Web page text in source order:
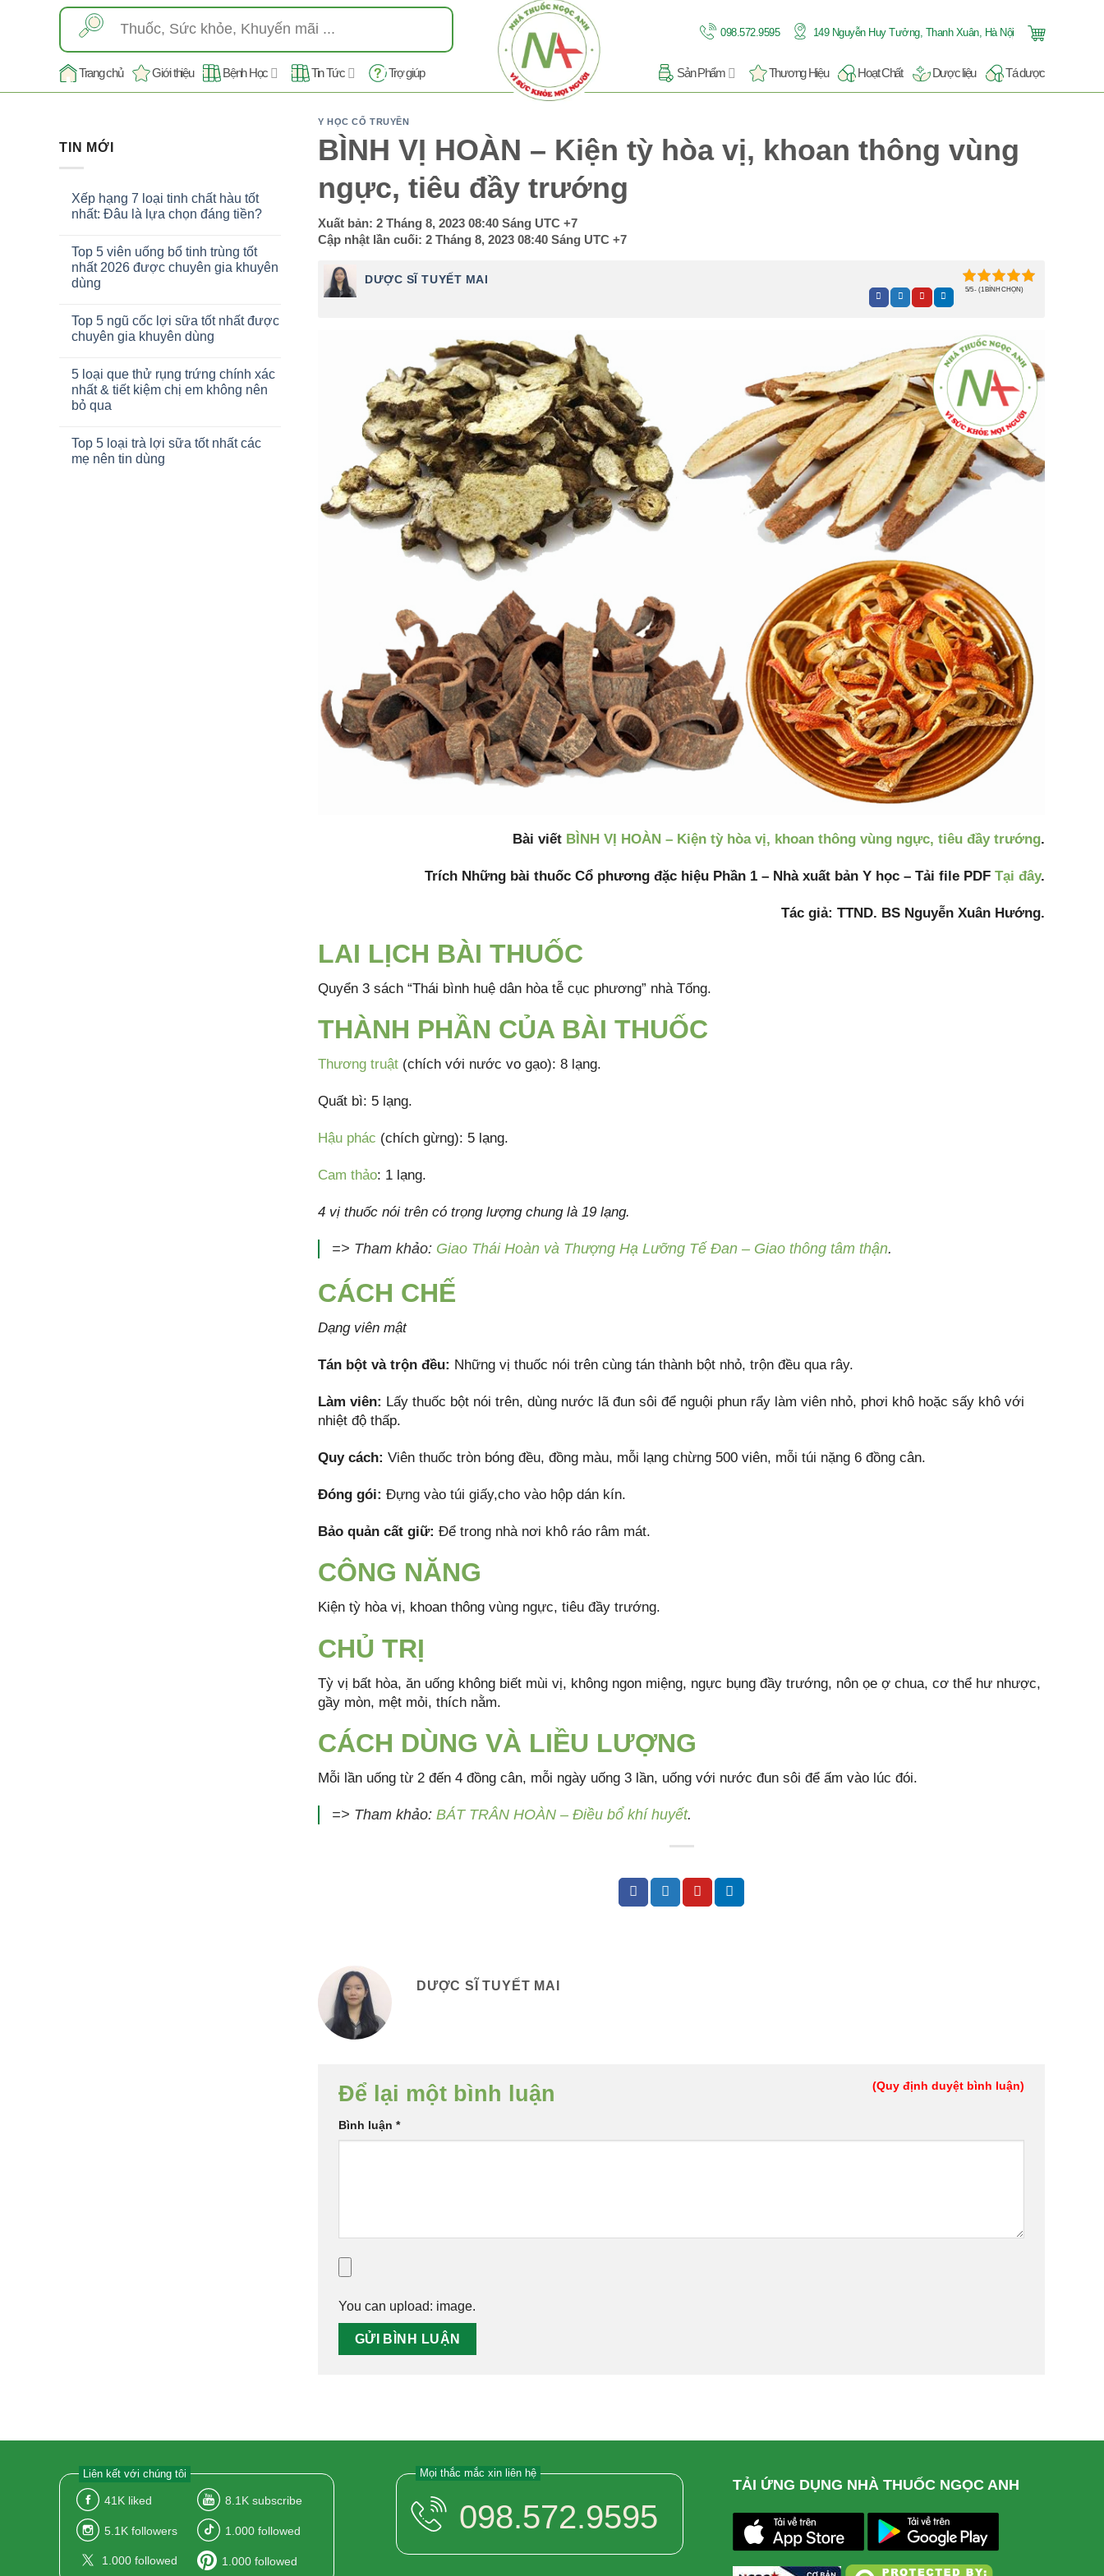
kiếm:
098.572.9595 149 Nguyễn Huy Tưởng, Thanh Xuân, Hà Nội
Trang chủ Giới thiệu Bệnh Học Tin Tức Trợ giúp Sản Phẩm Thương Hiệu Hoạt Chất Dược liệu Tá dược
TIN MỚI
Xếp hạng 7 loại tinh chất hàu tốt
nhất: Đâu là lựa chọn đáng tiền?
Top 5 viên uống bổ tinh trùng tốt
nhất 2026 được chuyên gia khuyên
dùng
Top 5 ngũ cốc lợi sữa tốt nhất được
chuyên gia khuyên dùng
5 loại que thử rụng trứng chính xác
nhất & tiết kiệm chị em không nên
bỏ qua
Top 5 loại trà lợi sữa tốt nhất các
mẹ nên tin dùng
Y HỌC CỔ TRUYỀN
BÌNH VỊ HOÀN – Kiện tỳ hòa vị, khoan thông vùng
ngực, tiêu đầy trướng
Xuất bản: 2 Tháng 8, 2023 08:40 Sáng UTC +7
Cập nhật lần cuối: 2 Tháng 8, 2023 08:40 Sáng UTC +7
DƯỢC SĨ TUYẾT MAI
5/5 - (1 BÌNH CHỌN)
Bài viết BÌNH VỊ HOÀN – Kiện tỳ hòa vị, khoan thông vùng ngực, tiêu đầy trướng.
Trích Những bài thuốc Cổ phương đặc hiệu Phần 1 – Nhà xuất bản Y học – Tải file PDF Tại đây.
Tác giả: TTND. BS Nguyễn Xuân Hướng.
LAI LỊCH BÀI THUỐC
Quyển 3 sách “Thái bình huệ dân hòa tễ cục phương” nhà Tống.
THÀNH PHẦN CỦA BÀI THUỐC
Thương truật (chích với nước vo gạo): 8 lạng.
Quất bì: 5 lạng.
Hậu phác (chích gừng): 5 lạng.
Cam thảo: 1 lạng.
4 vị thuốc nói trên có trọng lượng chung là 19 lạng.
=> Tham khảo: Giao Thái Hoàn và Thượng Hạ Lưỡng Tế Đan – Giao thông tâm thận.
CÁCH CHẾ
Dạng viên mật
Tán bột và trộn đều: Những vị thuốc nói trên cùng tán thành bột nhỏ, trộn đều qua rây.
Làm viên: Lấy thuốc bột nói trên, dùng nước lã đun sôi để nguội phun rẩy làm viên nhỏ, phơi khô hoặc sấy khô với
nhiệt độ thấp.
Quy cách: Viên thuốc tròn bóng đều, đồng màu, mỗi lạng chừng 500 viên, mỗi túi nặng 6 đồng cân.
Đóng gói: Đựng vào túi giấy,cho vào hộp dán kín.
Bảo quản cất giữ: Để trong nhà nơi khô ráo râm mát.
CÔNG NĂNG
Kiện tỳ hòa vị, khoan thông vùng ngực, tiêu đầy trướng.
CHỦ TRỊ
Tỳ vị bất hòa, ăn uống không biết mùi vị, không ngon miệng, ngực bụng đầy trướng, nôn ọe ợ chua, cơ thể hư nhược,
gầy mòn, mệt mỏi, thích nằm.
CÁCH DÙNG VÀ LIỀU LƯỢNG
Mỗi lần uống từ 2 đến 4 đồng cân, mỗi ngày uống 3 lần, uống với nước đun sôi để ấm vào lúc đói.
=> Tham khảo: BÁT TRÂN HOÀN – Điều bổ khí huyết.
DƯỢC SĨ TUYẾT MAI
Để lại một bình luận (Quy định duyệt bình luận)
Bình luận *
You can upload: image.
Liên kết với chúng tôi
41K liked 8.1Ksubscribe
5.1K followers 1.000followed
1.000 followed 1.000followed
Mọi thắc mắc xin liên hệ
098.572.9595
TẢI ỨNG DỤNG NHÀ THUỐC NGỌC ANH